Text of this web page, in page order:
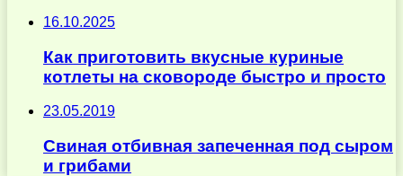
16.10.2025
Как приготовить вкусные куриные
котлеты на сковороде быстро и просто
23.05.2019
Свиная отбивная запеченная под сыром
и грибами